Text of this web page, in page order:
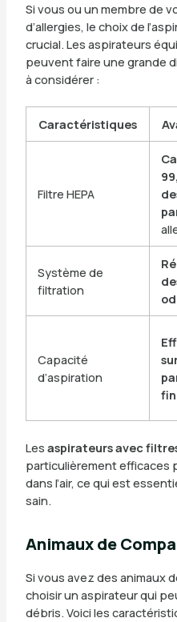
Si vous ou un membre de
d’allergies, le choix de
crucial. Les aspirateurs
peuvent faire une grande
à considérer :
Caractéristiques
Filtre HEPA
Système de
filtration
Capacité
d’aspiration
Les aspirateurs avec
particulièrement efficaces
dans l’air, ce qui est
sain.
Animaux de
Si vous avez des animaux
choisir un aspirateur qui
débris. Voici les